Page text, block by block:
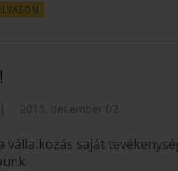
| 2015. december 02.
vállalkozás saját